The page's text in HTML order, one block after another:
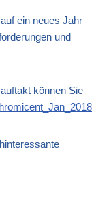
ein neues Jahr
und
können Sie